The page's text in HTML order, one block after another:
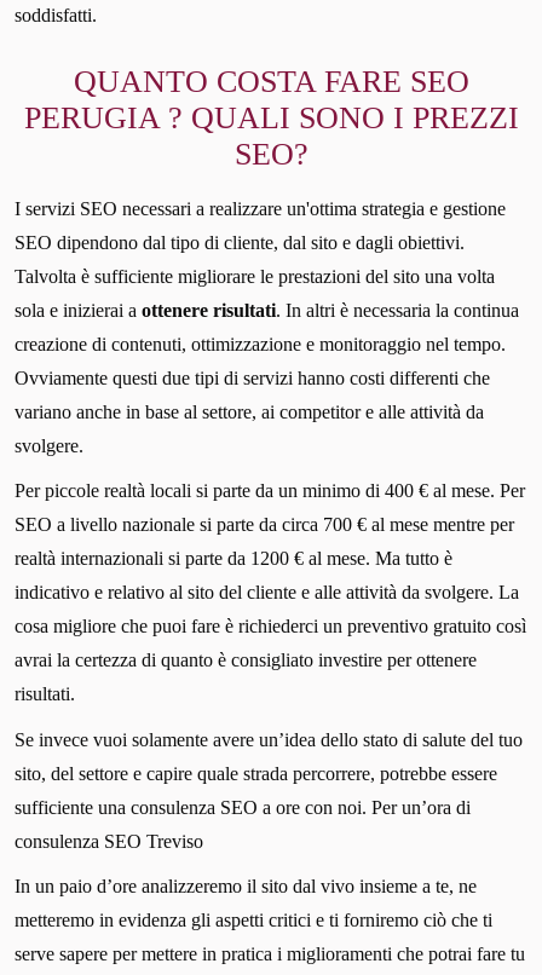
soddisfatti.
QUANTO COSTA FARE SEO
PERUGIA ? QUALI SONO I PREZZI
SEO?
I servizi SEO necessari a realizzare un'ottima strategia e gestione
SEO dipendono dal tipo di cliente, dal sito e dagli obiettivi.
Talvolta è sufficiente migliorare le prestazioni del sito una volta
sola e inizierai a ottenere risultati. In altri è necessaria la continua
creazione di contenuti, ottimizzazione e monitoraggio nel tempo.
Ovviamente questi due tipi di servizi hanno costi differenti che
variano anche in base al settore, ai competitor e alle attività da
svolgere.
Per piccole realtà locali si parte da un minimo di 400 € al mese. Per
SEO a livello nazionale si parte da circa 700 € al mese mentre per
realtà internazionali si parte da 1200 € al mese. Ma tutto è
indicativo e relativo al sito del cliente e alle attività da svolgere. La
cosa migliore che puoi fare è richiederci un preventivo gratuito così
avrai la certezza di quanto è consigliato investire per ottenere
risultati.
Se invece vuoi solamente avere un’idea dello stato di salute del tuo
sito, del settore e capire quale strada percorrere, potrebbe essere
sufficiente una consulenza SEO a ore con noi. Per un’ora di
consulenza SEO Treviso
In un paio d’ore analizzeremo il sito dal vivo insieme a te, ne
metteremo in evidenza gli aspetti critici e ti forniremo ciò che ti
serve sapere per mettere in pratica i miglioramenti che potrai fare tu